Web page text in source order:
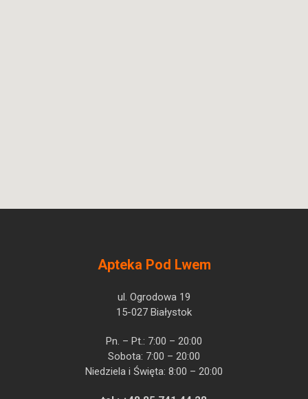
Apteka Pod Lwem
ul. Ogrodowa 19
15-027 Białystok
Pn. – Pt.: 7:00 – 20:00
Sobota: 7:00 – 20:00
Niedziela i Święta: 8:00 – 20:00